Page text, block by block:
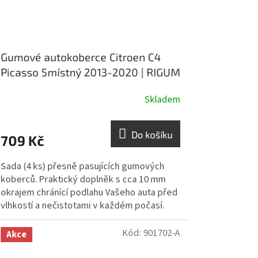
Gumové autokoberce Citroen C4
Picasso 5místný 2013-2020 | RIGUM
Skladem
709 Kč Do košíku
Sada (4 ks) přesně pasujících gumových
koberců. Praktický doplněk s cca 10 mm
okrajem chránící podlahu Vašeho auta před
vlhkostí a nečistotami v každém počasí.
Akce Kód: 901702-A